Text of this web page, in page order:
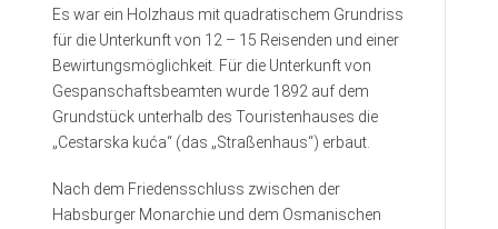
Es war ein Holzhaus mit quadratischem Grundriss
für die Unterkunft von 12 – 15 Reisenden und einer
Bewirtungsmöglichkeit. Für die Unterkunft von
Gespanschaftsbeamten wurde 1892 auf dem
Grundstück unterhalb des Touristenhauses die
„Cestarska kuća“ (das „Straßenhaus“) erbaut.
Nach dem Friedensschluss zwischen der
Habsburger Monarchie und dem Osmanischen